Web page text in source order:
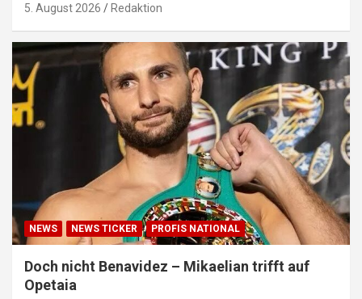
5. August 2026 Redaktion
NEWS NEWS TICKER PROFIS NATIONAL
Doch nicht Benavidez – Mikaelian trifft auf
Opetaia